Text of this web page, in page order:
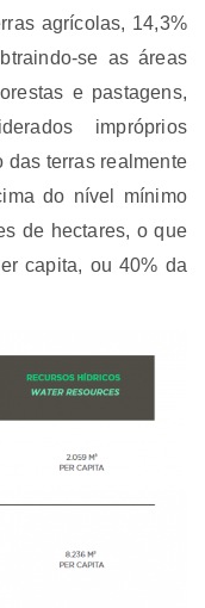
agrícolas, 14,3%
se as áreas
e pastagens,
impróprios
das terras realmente
do nível mínimo
de hectares, o que
capita, ou 40% da